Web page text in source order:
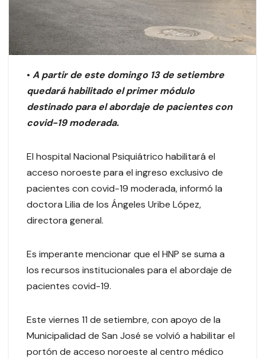
• A partir de este domingo 13 de setiembre
quedará habilitado el primer módulo
destinado para el abordaje de pacientes con
covid-19 moderada.
El hospital Nacional Psiquiátrico habilitará el
acceso noroeste para el ingreso exclusivo de
pacientes con covid-19 moderada, informó la
doctora Lilia de los Ángeles Uribe López,
directora general.
Es imperante mencionar que el HNP se suma a
los recursos institucionales para el abordaje de
pacientes covid-19.
Este viernes 11 de setiembre, con apoyo de la
Municipalidad de San José se volvió a habilitar el
portón de acceso noroeste al centro médico